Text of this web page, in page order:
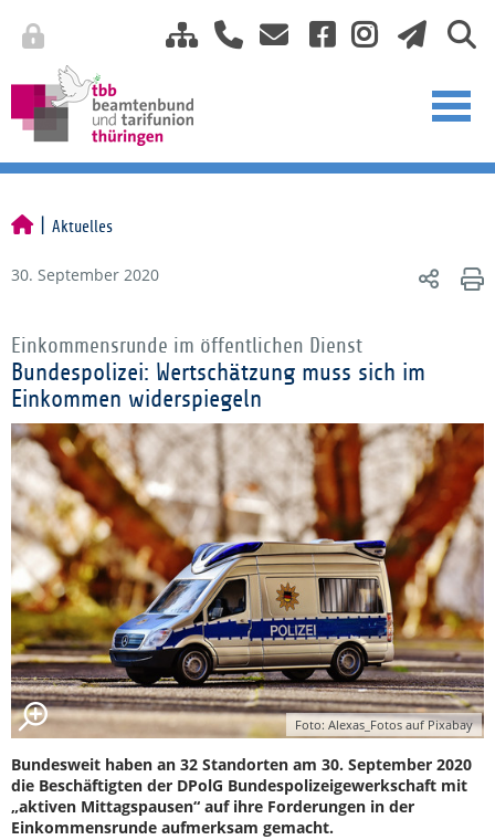
Aktuelles
30. September 2020
Einkommensrunde im öffentlichen Dienst
Bundespolizei: Wertschätzung muss sich im
Einkommen widerspiegeln
Foto: Alexas_Fotos auf Pixabay
Bundesweit haben an 32 Standorten am 30. September 2020
die Beschäftigten der DPolG Bundespolizeigewerkschaft mit
„aktiven Mittagspausen“ auf ihre Forderungen in der
Einkommensrunde aufmerksam gemacht.